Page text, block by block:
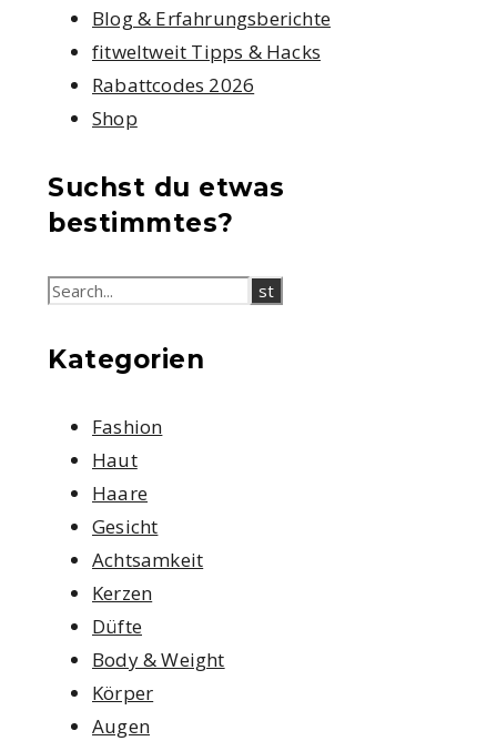
Blog & Erfahrungsberichte
fitweltweit Tipps & Hacks
Rabattcodes 2026
Shop
Suchst du etwas
bestimmtes?
Kategorien
Fashion
Haut
Haare
Gesicht
Achtsamkeit
Kerzen
Düfte
Body & Weight
Körper
Augen